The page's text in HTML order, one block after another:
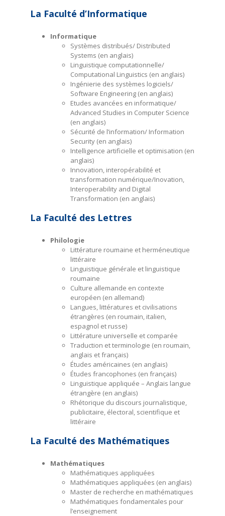
La Faculté d’Informatique
Informatique
Systèmes distribués/ Distributed
Systems (en anglais)
Linguistique computationnelle/
Computational Linguistics (en anglais)
Ingénierie des systèmes logiciels/
Software Engineering (en anglais)
Etudes avancées en informatique/
Advanced Studies in Computer Science
(en anglais)
Sécurité de l’information/ Information
Security (en anglais)
Intelligence artificielle et optimisation (en
anglais)
Innovation, interopérabilité et
transformation numérique/Inovation,
Interoperability and Digital
Transformation (en anglais)
La Faculté des Lettres
Philologie
Littérature roumaine et herméneutique
littéraire
Linguistique générale et linguistique
roumaine
Culture allemande en contexte
européen (en allemand)
Langues, littératures et civilisations
étrangères (en roumain, italien,
espagnol et russe)
Littérature universelle et comparée
Traduction et terminologie (en roumain,
anglais etfrançais)
Études américaines (en anglais)
Études francophones (en français)
Linguistique appliquée – Anglais langue
étrangère (en anglais)
Rhétorique du discours journalistique,
publicitaire, électoral, scientifique et
littéraire
La Faculté des Mathématiques
Mathématiques
Mathématiques appliquées
Mathématiques appliquées (en anglais)
Master de recherche en mathématiques
Mathématiques fondamentales pour
l’enseignement